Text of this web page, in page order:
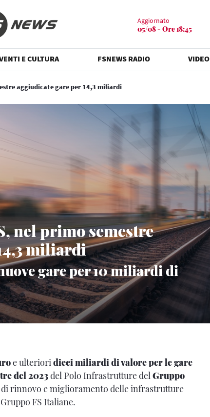
Aggiornato
05/08 - Ore 18:45
E CULTURA FSNEWS RADIO VIDEO
aggiudicate gare per 14,3 miliardi
nel primo semestre
miliardi
gare per 10 miliardi di
e ulterioridieci miliardi di valore per le gare
del 2023del Polo Infrastrutture delGruppo
rinnovo e miglioramento delle infrastrutture
FS Italiane.